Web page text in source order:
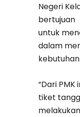
Negeri
bertujuan
untuk
dalam
“Dari
tiket